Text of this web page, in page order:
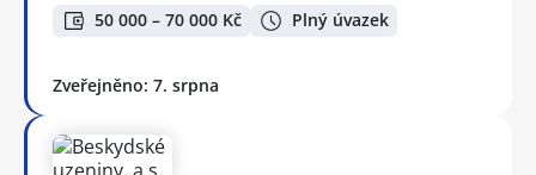
50 000 – 70 000 Kč Plný úvazek
Zveřejněno: 7. srpna